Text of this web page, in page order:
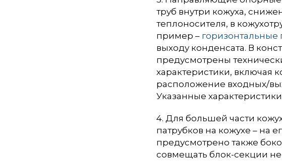
труб внутри кожуха,
теплоносителя, в
пример – горизонтальные
выходу конденсата. В
предусмотрены
характеристики, включая
расположение входных/
Указанные
4. Для большей части
патрубков на кожухе – на
предусмотрено также
совмещать блок-секции